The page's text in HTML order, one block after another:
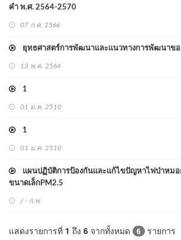
คำ พ.ศ. 2564-2570
07 ก.ค. 2566
ยุทธศาสตร์การพัฒนาและแนวทางการพัฒนาขอ
13 พ.ค. 2564
1
01 ม.ค. 2510
1
01 ม.ค. 2510
แผนปฏิบัติการป้องกันและแก้ไขปัญหาไฟป่าหมอ
ขนาดเล็กPM2.5
/ - ก.พ.
แสดงรายการที่ 1 ถึง 6 จากทั้งหมด 6 รายการ